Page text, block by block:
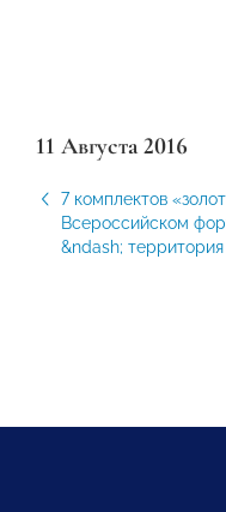
11 Августа 2016
7 комплектов
Всероссийском
&ndash;